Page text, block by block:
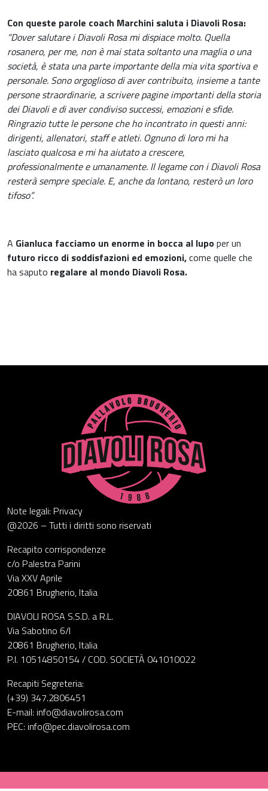
Con queste parole coach Marchini saluta i Diavoli Rosa:
“Dover salutare i Diavoli Rosa mi dispiace molto. Quella
rosanero, per me, non è mai stata soltanto una maglia o una
società, è stata una parte importante della mia vita sportiva e
personale. Sono orgoglioso di aver contribuito, insieme a tante
persone straordinarie, a scrivere pagine importanti della storia
dei Diavoli e di aver condiviso successi, emozioni e sfide.
Ringrazio tutte le persone che ho incontrato in questi anni:
dirigenti, allenatori, staff e atleti. Ognuno di loro mi ha
lasciato qualcosa e mi ha aiutato a crescere,
professionalmente e umanamente. Il legame con i Diavoli Rosa
resterà sempre speciale. E, anche da lontano, resterò un loro
tifoso”.
A Gianluca facciamo un enorme in bocca al lupoper un
futuro ricco di soddisfazioni ed emozioni,come quelle che
ha saputo regalare al mondo Diavoli Rosa.
Note legali: Privacy
@2026 – Tutti i diritti sono riservati
Recapito corrispondenze
c/o Palestra Parini
Via XXV Aprile
20861 Brugherio, Italia
DIAVOLI ROSA S.S.D. a R.L.
Via Sabotino 6/I
20861 Brugherio, Italia
P.I. 10514850154 / COD. SOCIETÀ 041010022
Recapiti Segreteria:
(+39) 347.2806451
E-mail: info@diavolirosa.com
PEC: info@pec.diavolirosa.com